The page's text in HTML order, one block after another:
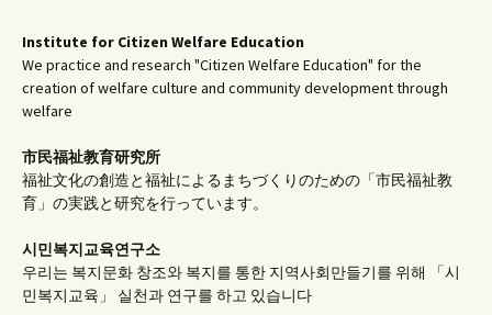
Institute for Citizen Welfare Education
We practice and research "Citizen Welfare Education" for the
creation of welfare culture and community development through
welfare
市民福祉教育研究所
福祉文化の創造と福祉によるまちづくりのための「市民福祉教
育」の実践と研究を行っています。
시민복지교육연구소
우리는 복지문화 창조와 복지를 통한 지역사회만들기를 위해 「시
민복지교육」 실천과 연구를 하고 있습니다